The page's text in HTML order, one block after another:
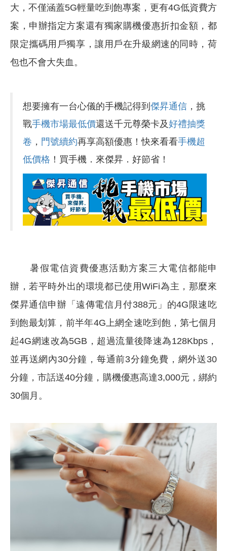
大，不僅涵蓋5G輕量吃到飽專案，更有4G低資費方
案，申辦指定方案還有獨家購機優惠折扣金額，都
限定攜碼用戶獨享，讓用戶在升級網速的同時，荷
包也不會大失血。
想要擁有一台心儀的手機記得到傑昇通信 ，挑
戰手機市場最低價還送千元尊榮卡及好禮抽獎
卷 ， 門號續約再享高額優惠！快來看看手機超
低價格 ！買手機．來傑昇．好節省！
暑假電信資費優惠活動方案三大電信都能申
辦，若平時外出的環境都已使用WiFi為主，那麼來
傑昇通信申辦「遠傳電信月付388元」的4G限速吃
到飽最划算，前半年4G上網全速吃到飽，第七個月
起4G網速改為5GB，超過流量後降速為128Kbps，
並再送網內30分鐘，每通前3分鐘免費，網外送30
分鐘，市話送40分鐘，購機優惠高達3,000元，綁約
30個月。